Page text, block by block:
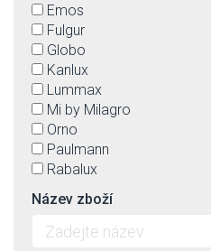
Emos
Fulgur
Globo
Kanlux
Lummax
Mi by Milagro
Orno
Paulmann
Rabalux
Spectrum
Strühm-Ideus
Top-light
Název zboží